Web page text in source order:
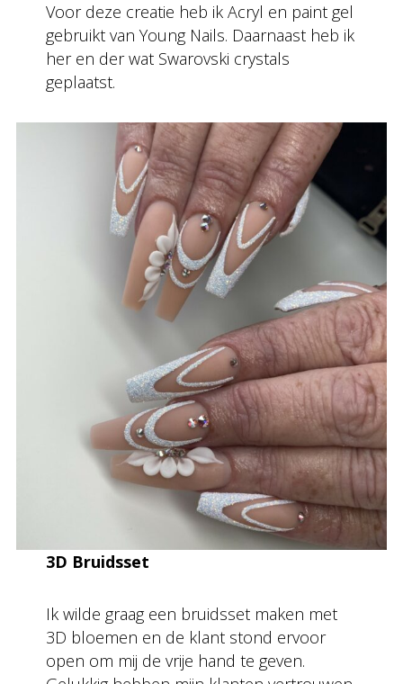
Voor deze creatie heb ik Acryl en paint gel
gebruikt van Young Nails. Daarnaast heb ik
her en der wat Swarovski crystals
geplaatst.
3D Bruidsset
Ik wilde graag een bruidsset maken met
3D bloemen en de klant stond ervoor
open om mij de vrije hand te geven.